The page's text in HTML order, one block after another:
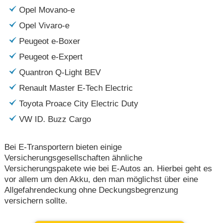
Opel Movano-e
Opel Vivaro-e
Peugeot e-Boxer
Peugeot e-Expert
Quantron Q-Light BEV
Renault Master E-Tech Electric
Toyota Proace City Electric Duty
VW ID. Buzz Cargo
Bei E-Transportern bieten einige
Versicherungsgesellschaften ähnliche
Versicherungspakete wie bei E-Autos an. Hierbei geht es
vor allem um den Akku, den man möglichst über eine
Allgefahrendeckung ohne Deckungsbegrenzung
versichern sollte.